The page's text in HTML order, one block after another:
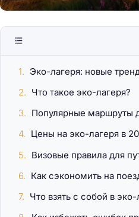
Эко-лагеря: новые
Что такое эко-лагеря?
Популярные маршруты
Цены на эко-лагеря в
Визовые правила для
Как сэкономить на
Что взять с собой в эко-